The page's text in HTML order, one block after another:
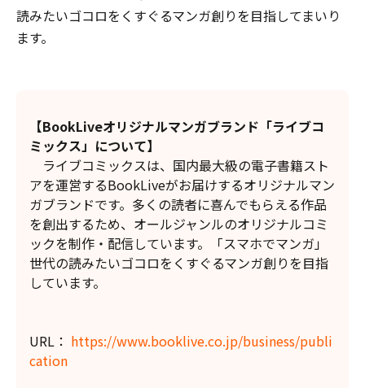
読みたいゴコロをくすぐるマンガ創りを目指してまいり
ます。
【BookLiveオリジナルマンガブランド「ライブコ
ミックス」について】
ライブコミックスは、国内最大級の電子書籍スト
アを運営するBookLiveがお届けするオリジナルマン
ガブランドです。多くの読者に喜んでもらえる作品
を創出するため、オールジャンルのオリジナルコミ
ックを制作・配信しています。「スマホでマンガ」
世代の読みたいゴコロをくすぐるマンガ創りを目指
しています。
URL： https://www.booklive.co.jp/business/publi
cation